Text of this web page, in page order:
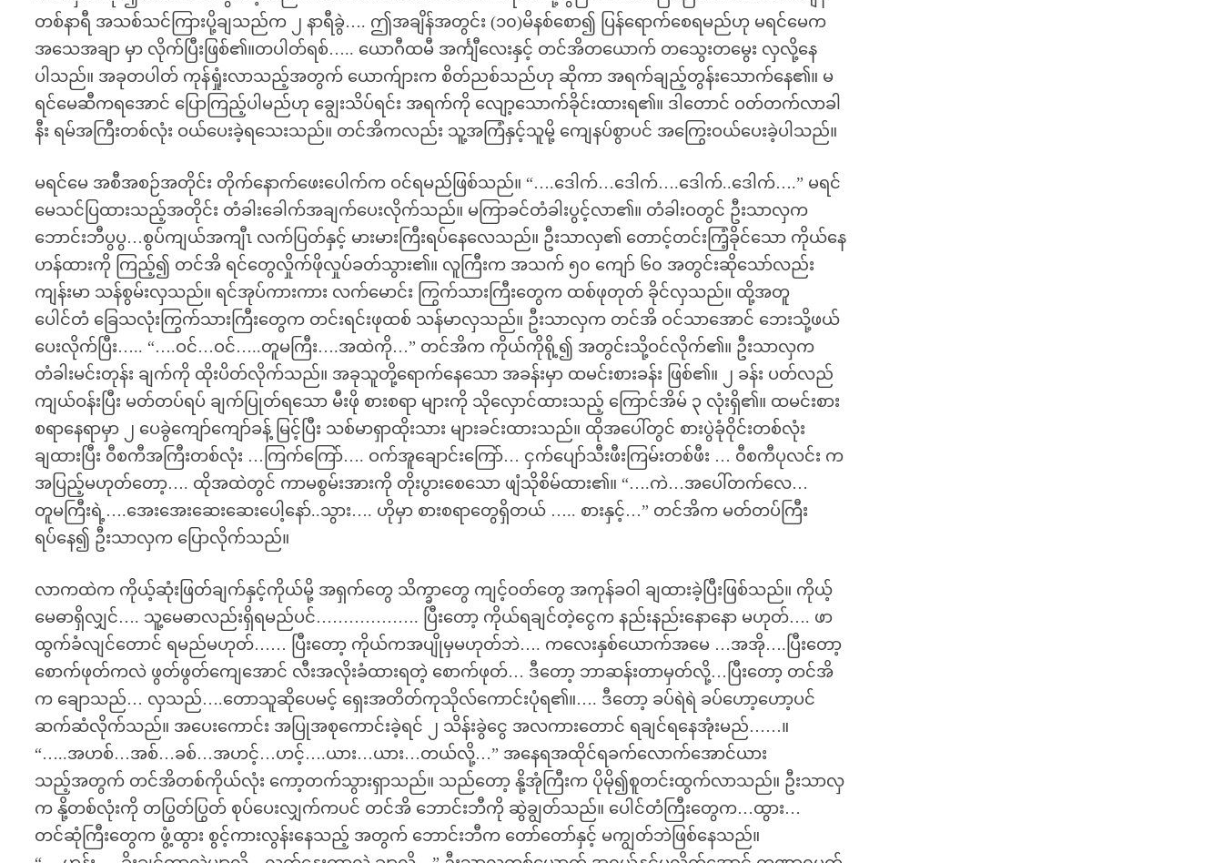
တစ်နာရီ အသစ်သင်ကြားပို့ချသည်က ၂ နာရီခွဲ…. ဤအချိန်အတွင်း (၁၀)မိနစ်စော၍ ပြန်ရောက်စေရမည်ဟု မရင်မေက
အသေအချာ မှာ လိုက်ပြီးဖြစ်၏။တပါတ်ရစ်….. ယောဂီထမီ အင်္ကျီလေးနှင့် တင်အိတယောက် တသွေးတမွေး လှလို့နေ
ပါသည်။ အခုတပါတ် ကုန်ရှုံးလာသည့်အတွက် ယောက်ျားက စိတ်ညစ်သည်ဟု ဆိုကာ အရက်ချည့်တွန်းသောက်နေ၏။ မ
ရင်မေဆီကရအောင် ပြောကြည့်ပါမည်ဟု ချွေးသိပ်ရင်း အရက်ကို လျော့သောက်ခိုင်းထားရ၏။ ဒါတောင် ဝတ်တက်လာခါ
နီး ရမ်အကြီးတစ်လုံး ဝယ်ပေးခဲ့ရသေးသည်။ တင်အိကလည်း သူ့အကြံနှင့်သူမို့ ကျေနပ်စွာပင် အကြွေးဝယ်ပေးခဲ့ပါသည်။
မရင်မေ အစီအစဉ်အတိုင်း တိုက်နောက်ဖေးပေါက်က ဝင်ရမည်ဖြစ်သည်။ “….ဒေါက်…ဒေါက်….ဒေါက်..ဒေါက်….” မရင်
မေသင်ပြထားသည့်အတိုင်း တံခါးခေါက်အချက်ပေးလိုက်သည်။ မကြာခင်တံခါးပွင့်လာ၏။ တံခါးဝတွင် ဦးသာလှက
ဘောင်းဘီပွပွ…စွပ်ကျယ်အကျီၤ လက်ပြတ်နှင့် မားမားကြီးရပ်နေလေသည်။ ဦးသာလှ၏ တောင့်တင်းကြံ့ခိုင်သော ကိုယ်နေ
ဟန်ထားကို ကြည့်၍ တင်အိ ရင်တွေလှိုက်ဖိုလှုပ်ခတ်သွား၏။ လူကြီးက အသက် ၅၀ ကျော် ၆၀ အတွင်းဆိုသော်လည်း
ကျန်းမာ သန်စွမ်းလှသည်။ ရင်အုပ်ကားကား လက်မောင်း ကြွက်သားကြီးတွေက ထစ်ဖုတုတ် ခိုင်လှသည်။ ထို့အတူ
ပေါင်တံ ခြေသလုံးကြွက်သားကြီးတွေက တင်းရင်းဖုထစ် သန်မာလှသည်။ ဦးသာလှက တင်အိ ဝင်သာအောင် ဘေးသို့ဖယ်
ပေးလိုက်ပြီး….. “….ဝင်…ဝင်…..တူမကြီး….အထဲကို…” တင်အိက ကိုယ်ကိုရို့၍ အတွင်းသို့ဝင်လိုက်၏။ ဦးသာလှက
တံခါးမင်းတုန်း ချက်ကို ထိုးပိတ်လိုက်သည်။ အခုသူတို့ရောက်နေသော အခန်းမှာ ထမင်းစားခန်း ဖြစ်၏။ ၂ ခန်း ပတ်လည်
ကျယ်ဝန်းပြီး မတ်တပ်ရပ် ချက်ပြုတ်ရသော မီးဖို စားစရာ များကို သိုလှောင်ထားသည့် ကြောင်အိမ် ၃ လုံးရှိ၏။ ထမင်းစား
စရာနေရာမှာ ၂ ပေခွဲကျော်ကျော်ခန့် မြင့်ပြီး သစ်မာရှာထိုးသား များခင်းထားသည်။ ထိုအပေါ်တွင် စားပွဲခုံဝိုင်းတစ်လုံး
ချထားပြီး ဝီစကီအကြီးတစ်လုံး …ကြက်ကြော်…. ဝက်အူချောင်းကြော်… ငှက်ပျော်သီးဖီးကြမ်းတစ်ဖီး … ဝီစကီပုလင်း က
အပြည့်မဟုတ်တော့…. ထိုအထဲတွင် ကာမစွမ်းအားကို တိုးပွားစေသော ဖျံသိုစိမ်ထား၏။ “….ကဲ…အပေါ်တက်လေ…
တူမကြီးရဲ့….အေးအေးဆေးဆေးပေါ့နော်..သွား…. ဟိုမှာ စားစရာတွေရှိတယ် ….. စားနှင့်…” တင်အိက မတ်တပ်ကြီး
ရပ်နေ၍ ဦးသာလှက ပြောလိုက်သည်။
လာကထဲက ကိုယ့်ဆုံးဖြတ်ချက်နှင့်ကိုယ်မို့ အရှက်တွေ သိက္ခာတွေ ကျင့်ဝတ်တွေ အကုန်ခဝါ ချထားခဲ့ပြီးဖြစ်သည်။ ကိုယ့်
မေဓာရှိလျှင်…. သူ့မေဓာလည်းရှိရမည်ပင်………………. ပြီးတော့ ကိုယ်ရချင်တဲ့ငွေက နည်းနည်းနောနော မဟုတ်…. ဖာ
ထွက်ခံလျင်တောင် ရမည်မဟုတ်…… ပြီးတော့ ကိုယ်ကအပျိုမှမဟုတ်ဘဲ…. ကလေးနှစ်ယောက်အမေ …အအို….ပြီးတော့
စောက်ဖုတ်ကလဲ ဖွတ်ဖွတ်ကျေအောင် လီးအလိုးခံထားရတဲ့ စောက်ဖုတ်… ဒီတော့ ဘာဆန်းတာမှတ်လို့…ပြီးတော့ တင်အိ
က ချောသည်… လှသည်….တောသူဆိုပေမင့် ရှေးအတိတ်ကုသိုလ်ကောင်းပုံရ၏။…. ဒီတော့ ခပ်ရဲရဲ ခပ်ဟော့ဟော့ပင်
ဆက်ဆံလိုက်သည်။ အပေးကောင်း အပြုအစုကောင်းခဲ့ရင် ၂ သိန်းခွဲငွေ အလကားတောင် ရချင်ရနေအုံးမည်……။
“…..အဟစ်…အစ်…ခစ်…အဟင့်…ဟင့်….ယား…ယား…တယ်လို့…” အနေရအထိုင်ရခက်လောက်အောင်ယား
သည့်အတွက် တင်အိတစ်ကိုယ်လုံး ကော့တက်သွားရှာသည်။ သည်တော့ နို့အုံကြီးက ပိုမို၍စူတင်းထွက်လာသည်။ ဦးသာလှ
က နို့တစ်လုံးကို တပြွတ်ပြွတ် စုပ်ပေးလျှက်ကပင် တင်အိ ဘောင်းဘီကို ဆွဲချွတ်သည်။ ပေါင်တံကြီးတွေက…ထွား…
တင်ဆုံကြီးတွေက ဖွံ့ထွား စွင့်ကားလွန်းနေသည့် အတွက် ဘောင်းဘီက တော်တော်နှင့် မကျွတ်ဘဲဖြစ်နေသည်။